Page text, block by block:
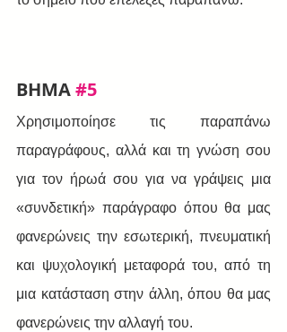
BHMA #5
Χρησιμοποίησε τις παραπάνω
παραγράφους, αλλά και τη γνώση σου
για τον ήρωά σου για να γράψεις μια
«συνδετική» παράγραφο όπου θα μας
φανερώνεις την εσωτερική, πνευματική
και ψυχολογική μεταφορά του, από τη
μια κατάσταση στην άλλη, όπου θα μας
φανερώνεις την αλλαγή του.